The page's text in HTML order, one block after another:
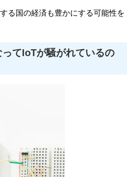
る国の経済も豊かにする可能性を
てIoTが騒がれているの